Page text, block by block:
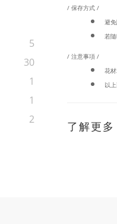
5
30
1
1
2
/ 保存方式 /
避
若
/ 注意事項 /
花
以
了解更多